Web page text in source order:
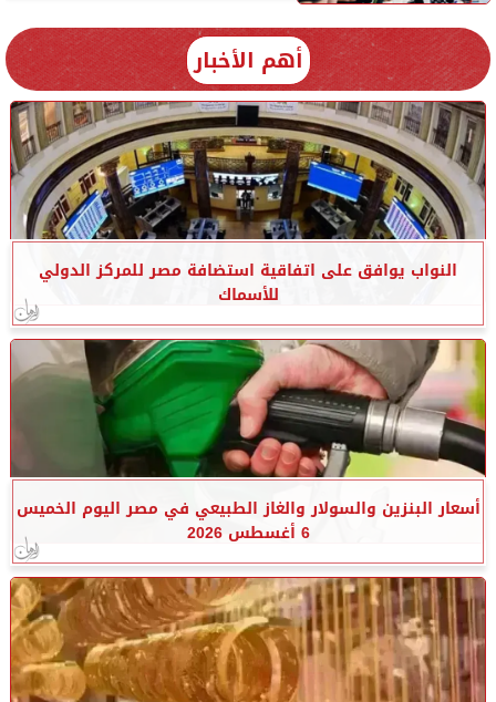
أهم الأخبار
النواب يوافق على اتفاقية استضافة مصر للمركز الدولي
للأسماك
أسعار البنزين والسولار والغاز الطبيعي في مصر اليوم الخميس
6 أغسطس 2026